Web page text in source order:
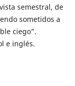
semestral, de
sometidos a
ciego”.
e inglés.